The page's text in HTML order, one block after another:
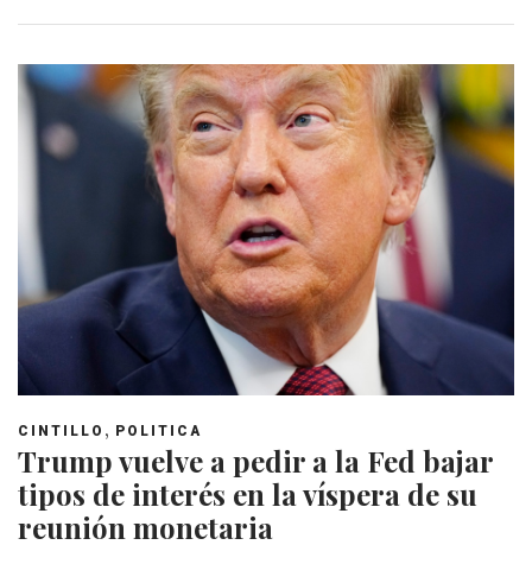
CINTILLO , POLITICA
Trump vuelve a pedir a la Fed bajar
tipos de interés en la víspera de su
reunión monetaria